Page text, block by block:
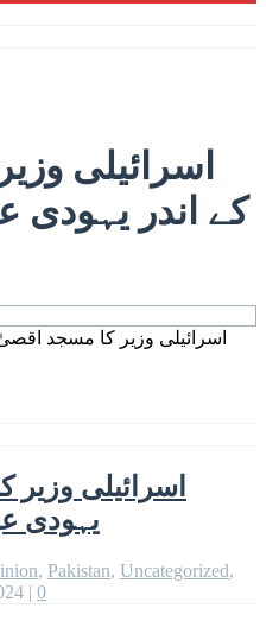
اسرائیلی
کے اندر یہودی
اسرائیلی وزیر کا مسجد
اسرائیلی
یہودی
, Pakistan, Uncategorized,
| 0